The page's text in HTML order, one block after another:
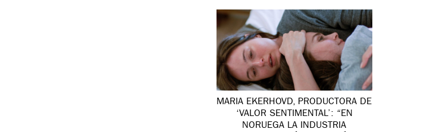
MARIA EKERHOVD, PRODUCTORA DE
‘VALOR SENTIMENTAL’: “EN
NORUEGA LA INDUSTRIA